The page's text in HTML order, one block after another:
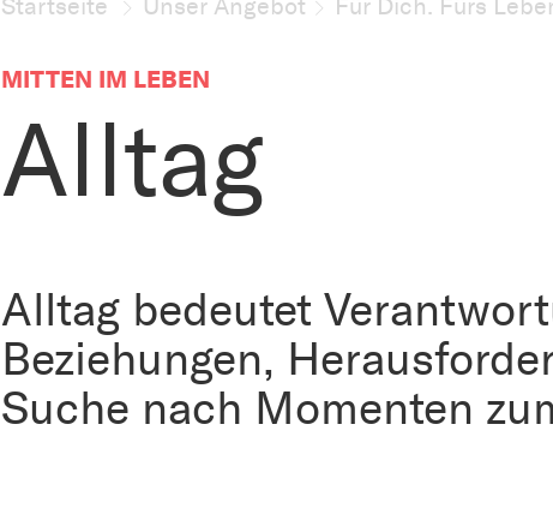
Startseite Unser Angebot Für Dich. Fürs
MITTEN IM LEBEN
Alltag
Alltag bedeutet
Beziehungen,
Suche nach Momenten